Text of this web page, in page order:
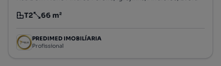
Tipologia
T2
Preço por metro quadrado
66 m²
PREDIMED IMOBILÍARIA
Profissional